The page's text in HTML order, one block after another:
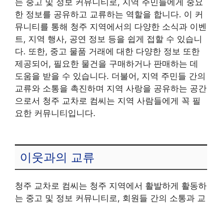
한 정보를 공유하고 교류하는 역할을 합니다. 이 커
뮤니티를 통해 청주 지역에서의 다양한 소식과 이벤
트, 지역 행사, 공연 정보 등을 쉽게 접할 수 있습니
다. 또한, 중고 물품 거래에 대한 다양한 정보 또한
제공되어, 필요한 물건을 구매하거나 판매하는 데
도움을 받을 수 있습니다. 더불어, 지역 주민들 간의
교류와 소통을 촉진하며 지역 사랑을 공유하는 공간
으로서 청주 교차로 컴씨는 지역 사람들에게 꼭 필
요한 커뮤니티입니다.
이웃과의 교류
청주 교차로 컴씨는 청주 지역에서 활발하게 활동하
는 중고 및 정보 커뮤니티로, 회원들 간의 소통과 교